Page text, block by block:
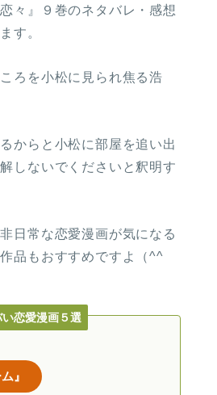
々』９巻のネタバレ・感想
す。
ろを小松に見られ焦る浩
からと小松に部屋を追い出
しないでくださいと釈明す
日常な恋愛漫画が気になる
品もおすすめですよ（^^
恋愛漫画５選
』